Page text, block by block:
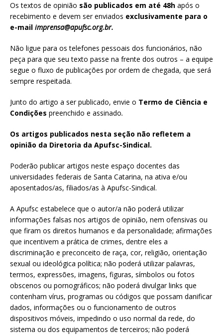
Os textos de opinião são publicados em até 48h após o
recebimento e devem ser enviados exclusivamente para o
e-mail imprensa@apufsc.org.br.
Não ligue para os telefones pessoais dos funcionários, não
peça para que seu texto passe na frente dos outros – a equipe
segue o fluxo de publicações por ordem de chegada, que será
sempre respeitada.
Junto do artigo a ser publicado, envie o Termo de Ciência e
Condições preenchido e assinado.
Os artigos publicados nesta seção não refletem a
opinião da Diretoria da Apufsc-Sindical.
Poderão publicar artigos neste espaço docentes das
universidades federais de Santa Catarina, na ativa e/ou
aposentados/as, filiados/as à Apufsc-Sindical.
A Apufsc estabelece que o autor/a não poderá utilizar
informações falsas nos artigos de opinião, nem ofensivas ou
que firam os direitos humanos e da personalidade; afirmações
que incentivem a prática de crimes, dentre eles a
discriminação e preconceito de raça, cor, religião, orientação
sexual ou ideológica política; não poderá utilizar palavras,
termos, expressões, imagens, figuras, símbolos ou fotos
obscenos ou pornográficos; não poderá divulgar links que
contenham vírus, programas ou códigos que possam danificar
dados, informações ou o funcionamento de outros
dispositivos móveis, impedindo o uso normal da rede, do
sistema ou dos equipamentos de terceiros; não poderá